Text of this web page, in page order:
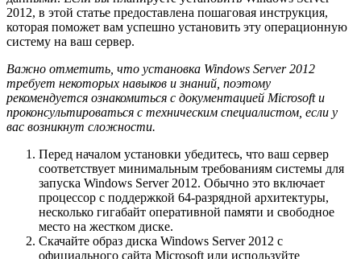
2012, в этой статье предоставлена пошаговая инструкция,
которая поможет вам успешно установить эту операционную
систему на ваш сервер.
Важно отметить, что установка Windows Server 2012
требует некоторых навыков и знаний, поэтому
рекомендуется ознакомиться с документацией Microsoft и
проконсультироваться с техническим специалистом, если у
вас возникнут сложности.
Перед началом установки убедитесь, что ваш сервер
соответствует минимальным требованиям системы для
запуска Windows Server 2012. Обычно это включает
процессор с поддержкой 64-разрядной архитектуры,
несколько гигабайт оперативной памяти и свободное
место на жестком диске.
Скачайте образ диска Windows Server 2012 с
официального сайта Microsoft или используйте